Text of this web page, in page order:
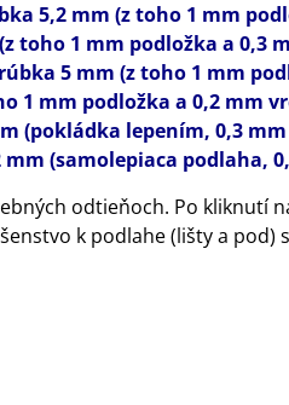
5,2 mm (z toho 1 mm
toho 1 mm podložka a 0,3
5 mm (z toho 1 mm
1 mm podložka a 0,2 mm
(pokládka lepením, 0,3
(samolepiaca podlaha,
odtieňoch. Po kliknutí
k podlahe (lišty a